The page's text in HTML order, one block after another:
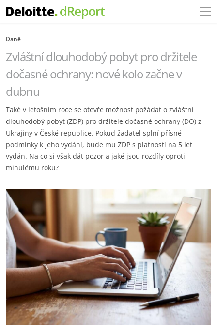
Daně
Zvláštní dlouhodobý pobyt pro držitele
dočasné ochrany: nové kolo začne v
dubnu
Také v letošním roce se otevře možnost požádat o zvláštní
dlouhodobý pobyt (ZDP) pro držitele dočasné ochrany (DO) z
Ukrajiny v České republice. Pokud žadatel splní přísné
podmínky k jeho vydání, bude mu ZDP s platností na 5 let
vydán. Na co si však dát pozor a jaké jsou rozdíly oproti
minulému roku?